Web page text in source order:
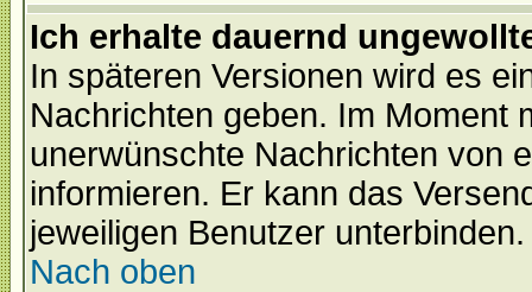
Ich erhalte dauernd
In späteren Versionen wird es
Nachrichten geben. Im Moment
unerwünschte Nachrichten von
informieren. Er kann das
jeweiligen Benutzer unterbinden.
Nach oben